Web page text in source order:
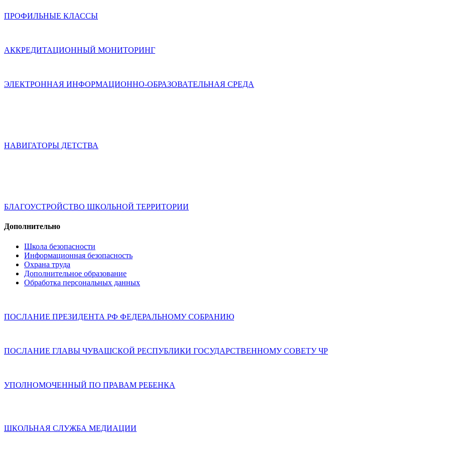
ПРОФИЛЬНЫЕ КЛАССЫ
АККРЕДИТАЦИОННЫЙ МОНИТОРИНГ
ЭЛЕКТРОННАЯ ИНФОРМАЦИОННО-ОБРАЗОВАТЕЛЬНАЯ СРЕДА
НАВИГАТОРЫ ДЕТСТВА
БЛАГОУСТРОЙСТВО ШКОЛЬНОЙ ТЕРРИТОРИИ
Дополнительно
Школа безопасности
Информационная безопасность
Охрана труда
Дополнительное образование
Обработка персональных данных
ПОСЛАНИЕ ПРЕЗИДЕНТА РФ ФЕДЕРАЛЬНОМУ СОБРАНИЮ
ПОСЛАНИЕ ГЛАВЫ ЧУВАШСКОЙ РЕСПУБЛИКИ ГОСУДАРСТВЕННОМУ СОВЕТУ ЧР
УПОЛНОМОЧЕННЫЙ ПО ПРАВАМ РЕБЕНКА
ШКОЛЬНАЯ СЛУЖБА МЕДИАЦИИ